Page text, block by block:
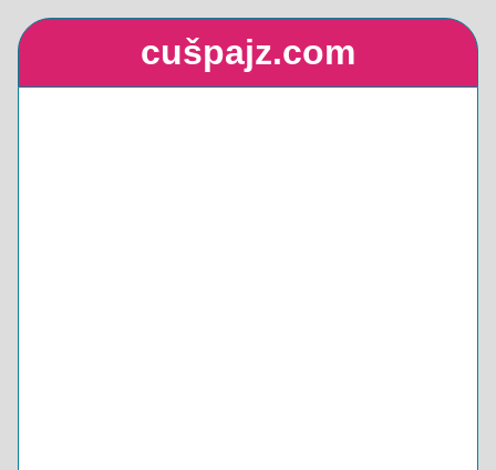
cušpajz.com